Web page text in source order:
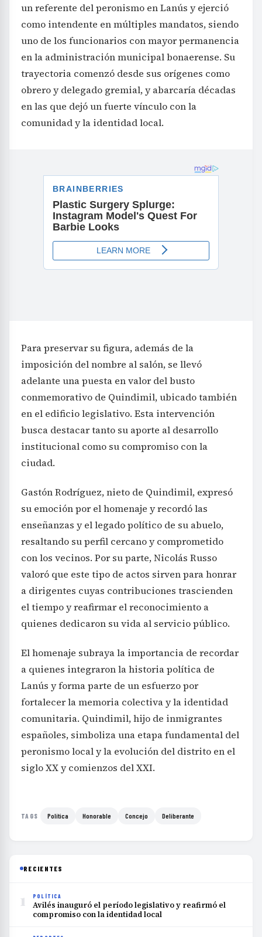
un referente del peronismo en Lanús y ejerció
como intendente en múltiples mandatos, siendo
uno de los funcionarios con mayor permanencia
en la administración municipal bonaerense. Su
trayectoria comenzó desde sus orígenes como
obrero y delegado gremial, y abarcaría décadas
en las que dejó un fuerte vínculo con la
comunidad y la identidad local.
Para preservar su figura, además de la
imposición del nombre al salón, se llevó
adelante una puesta en valor del busto
conmemorativo de Quindimil, ubicado también
en el edificio legislativo. Esta intervención
busca destacar tanto su aporte al desarrollo
institucional como su compromiso con la
ciudad.
Gastón Rodríguez, nieto de Quindimil, expresó
su emoción por el homenaje y recordó las
enseñanzas y el legado político de su abuelo,
resaltando su perfil cercano y comprometido
con los vecinos. Por su parte, Nicolás Russo
valoró que este tipo de actos sirven para honrar
a dirigentes cuyas contribuciones trascienden
el tiempo y reafirmar el reconocimiento a
quienes dedicaron su vida al servicio público.
El homenaje subraya la importancia de recordar
a quienes integraron la historia política de
Lanús y forma parte de un esfuerzo por
fortalecer la memoria colectiva y la identidad
comunitaria. Quindimil, hijo de inmigrantes
españoles, simboliza una etapa fundamental del
peronismo local y la evolución del distrito en el
siglo XX y comienzos del XXI.
TAGS Política Honorable Concejo Deliberante
RECIENTES
1 POLÍTICA
Avilés inauguró el período legislativo y reafirmó el
compromiso con la identidad local